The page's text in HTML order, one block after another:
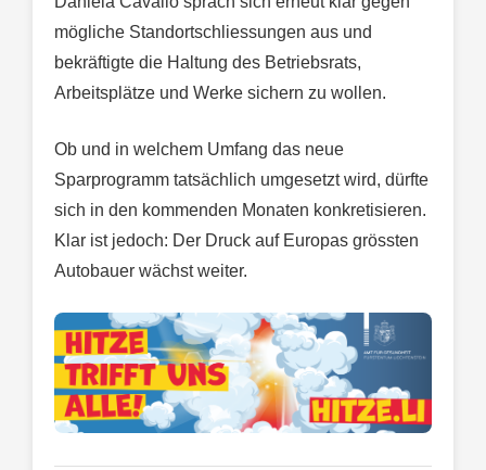
mögliche Standortschliessungen aus und
bekräftigte die Haltung des Betriebsrats,
Arbeitsplätze und Werke sichern zu wollen.
Ob und in welchem Umfang das neue
Sparprogramm tatsächlich umgesetzt wird, dürfte
sich in den kommenden Monaten konkretisieren.
Klar ist jedoch: Der Druck auf Europas grössten
Autobauer wächst weiter.